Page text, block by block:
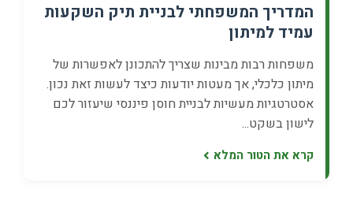
המדריך המשפחתי לבניית תיק השקעות
עמיד למיתון
משפחות רבות מבינות שצריך להתכונן לאפשרות של
מיתון כלכלי, אך מעטות יודעות כיצד לעשות זאת נכון.
אסטרטגיות מעשיות לבניית חוסן פיננסי שיעזור לכם
לישון בשקט...
קרא את הטור המלא